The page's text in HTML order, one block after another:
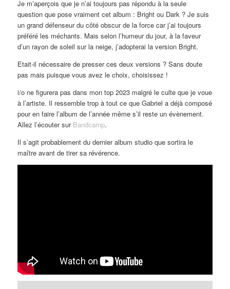
Je m’aperçois que je n’ai toujours pas répondu à la seule
question que pose vraiment cet album : Bright ou Dark ? Je suis
un grand défenseur du côté obscur de la force car j’ai toujours
préféré les méchants. Mais selon l’humeur du jour, à la faveur
d’un rayon de soleil sur la neige, j’adopterai la version Bright.
Etait-il nécessaire de presser ces deux versions ? Sans doute
pas mais puisque vous avez le choix, choisissez !
i/o ne figurera pas dans mon top 2023 malgré le culte que je voue
à l’artiste. Il ressemble trop à tout ce que Gabriel a déjà composé
pour en faire l’album de l’année même s’il reste un évènement.
Allez l’écouter sur Bandcamp.
Il s’agit probablement du dernier album studio que sortira le
maître avant de tirer sa révérence.